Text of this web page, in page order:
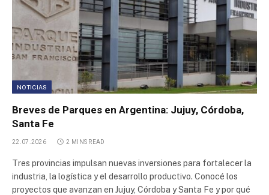
NOTICIAS
Breves de Parques en Argentina: Jujuy, Córdoba,
Santa Fe
22.07.2026 2 MINS READ
Tres provincias impulsan nuevas inversiones para fortalecer la
industria, la logística y el desarrollo productivo. Conocé los
proyectos que avanzan en Jujuy, Córdoba y Santa Fe y por qué